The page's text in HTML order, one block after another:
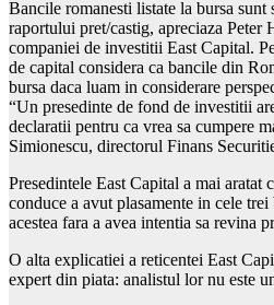
Bancile romanesti listate la bursa sunt
raportului pret/castig, apreciaza Peter
companiei de investitii East Capital.
de capital considera ca bancile din
bursa daca luam in considerare
“Un presedinte de fond de investitii
declaratii pentru ca vrea sa cumpere
Simionescu, directorul Finans
Presedintele East Capital a mai aratat
conduce a avut plasamente in cele
acestea fara a avea intentia sa revina
O alta explicatiei a reticentei East
expert din piata: analistul lor nu este